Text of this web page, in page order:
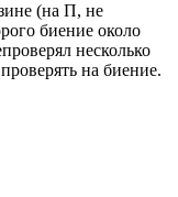
(на П, не
биение около
несколько
на биение.